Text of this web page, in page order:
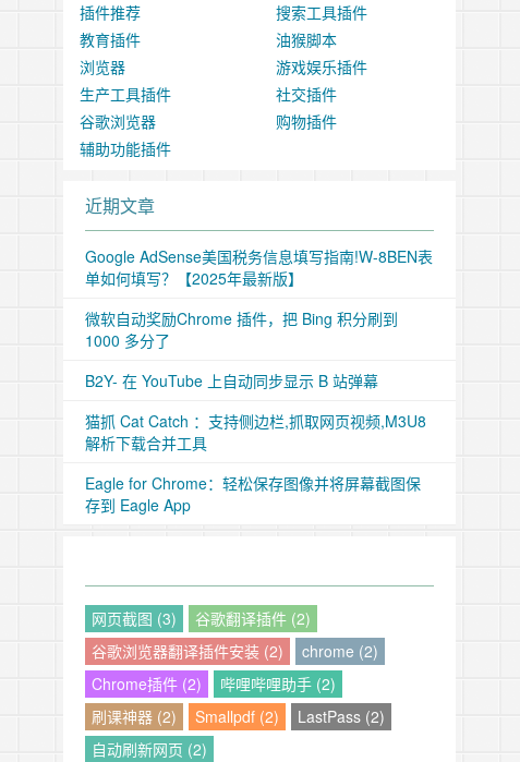
插件推荐
搜索工具插件
教育插件
油猴脚本
浏览器
游戏娱乐插件
生产工具插件
社交插件
谷歌浏览器
购物插件
辅助功能插件
近期文章
Google AdSense美国税务信息填写指南!W-8BEN表
单如何填写？【2025年最新版】
微软自动奖励Chrome 插件，把 Bing 积分刷到
1000 多分了
B2Y- 在 YouTube 上自动同步显示 B 站弹幕
猫抓 Cat Catch ：支持侧边栏,抓取网页视频,M3U8
解析下载合并工具
Eagle for Chrome：轻松保存图像并将屏幕截图保
存到 Eagle App
网页截图 (3)
谷歌翻译插件 (2)
谷歌浏览器翻译插件安装 (2)
chrome (2)
Chrome插件 (2)
哔哩哔哩助手 (2)
刷课神器 (2)
Smallpdf (2)
LastPass (2)
自动刷新网页 (2)